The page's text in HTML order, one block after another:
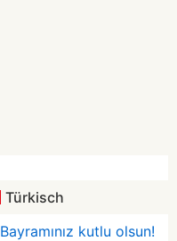
Türkisch
Bayramınız kutlu olsun!